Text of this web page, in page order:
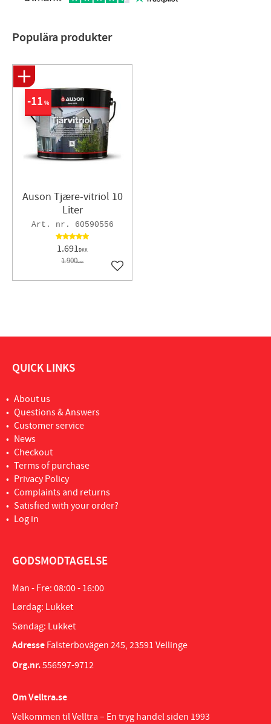
Populära produkter
Auson Tjære-vitriol 10
Liter
60590556
1.691DKK
1.900DKK
11%
Gem som favorit
QUICK LINKS
About us
Questions & Answers
Customer service
News
Checkout
Terms of purchase
Privacy Policy
Complaints and returns
Satisfied with your order?
Log in
GODSMODTAGELSE
Man - Fre: 08:00 - 16:00
Lørdag: Lukket
Søndag: Lukket
Adresse Falsterbovägen 245, 23591 Vellinge
Org.nr.556597-9712
Om Velltra.se
Velkommen til Velltra – En tryg handel siden 1993